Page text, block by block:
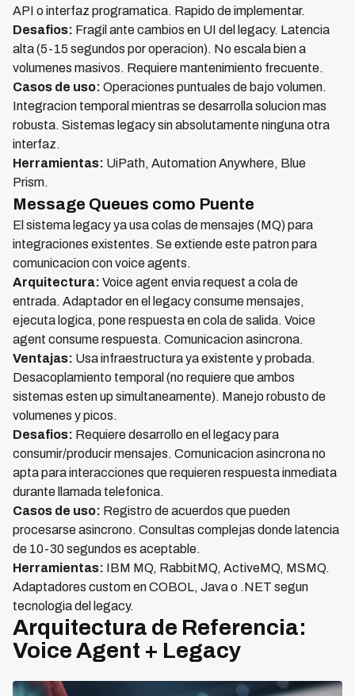
API o interfaz programatica. Rapido de implementar.
Desafios: Fragil ante cambios en UI del legacy. Latencia
alta (5-15 segundos por operacion). No escala bien a
volumenes masivos. Requiere mantenimiento frecuente.
Casos de uso: Operaciones puntuales de bajo volumen.
Integracion temporal mientras se desarrolla solucion mas
robusta. Sistemas legacy sin absolutamente ninguna otra
interfaz.
Herramientas: UiPath, Automation Anywhere, Blue
Prism.
Message Queues como Puente
El sistema legacy ya usa colas de mensajes (MQ) para
integraciones existentes. Se extiende este patron para
comunicacion con voice agents.
Arquitectura: Voice agent envia request a cola de
entrada. Adaptador en el legacy consume mensajes,
ejecuta logica, pone respuesta en cola de salida. Voice
agent consume respuesta. Comunicacion asincrona.
Ventajas: Usa infraestructura ya existente y probada.
Desacoplamiento temporal (no requiere que ambos
sistemas esten up simultaneamente). Manejo robusto de
volumenes y picos.
Desafios: Requiere desarrollo en el legacy para
consumir/producir mensajes. Comunicacion asincrona no
apta para interacciones que requieren respuesta inmediata
durante llamada telefonica.
Casos de uso: Registro de acuerdos que pueden
procesarse asincrono. Consultas complejas donde latencia
de 10-30 segundos es aceptable.
Herramientas: IBM MQ, RabbitMQ, ActiveMQ, MSMQ.
Adaptadores custom en COBOL, Java o .NET segun
tecnologia del legacy.
Arquitectura de Referencia:
Voice Agent + Legacy